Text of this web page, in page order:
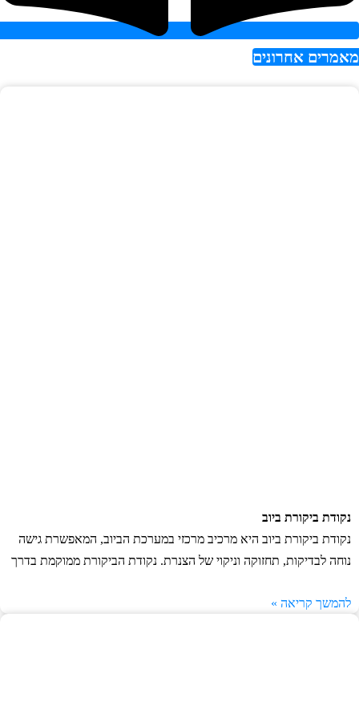
אחרונים
נקודת ביקורת ביוב
נקודת ביקורת ביוב היא מרכיב מרכזי במערכת הביוב, המאפשרת גישה
נוחה לבדיקות, תחזוקה וניקוי של הצנרת. נקודת הביקורת ממוקמת בדרך
להמשך קריאה »